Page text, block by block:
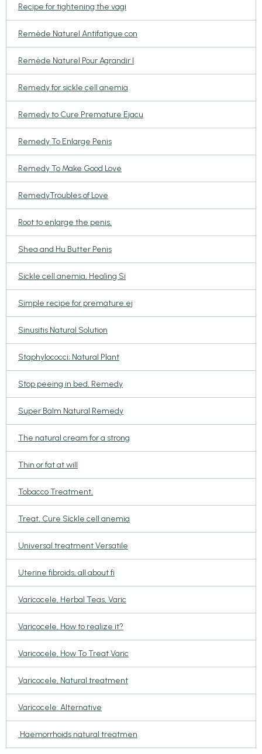
Recipe for tightening the vagi
Remède Naturel Antifatigue con
Remède Naturel Pour Agrandir l
Remedy for sickle cell anemia
Remedy to Cure Premature Ejacu
Remedy To Enlarge Penis
Remedy To Make Good Love
RemedyTroubles of Love
Root to enlarge the penis,
Shea and Hu Butter Penis
Sickle cell anemia, Healing Si
Simple recipe for premature ej
Sinusitis Natural Solution
Staphylococci; Natural Plant
Stop peeing in bed, Remedy
Super Balm Natural Remedy
The natural cream for a strong
Thin or fat at will
Tobacco Treatment,
Treat, Cure Sickle cell anemia
Universal treatment Versatile
Uterine fibroids, all about fi
Varicocele, Herbal Teas, Varic
Varicocele, How to realize it?
Varicocele, How To Treat Varic
Varicocele, Natural treatment
Varicocele: Alternative
Haemorrhoids natural treatmen